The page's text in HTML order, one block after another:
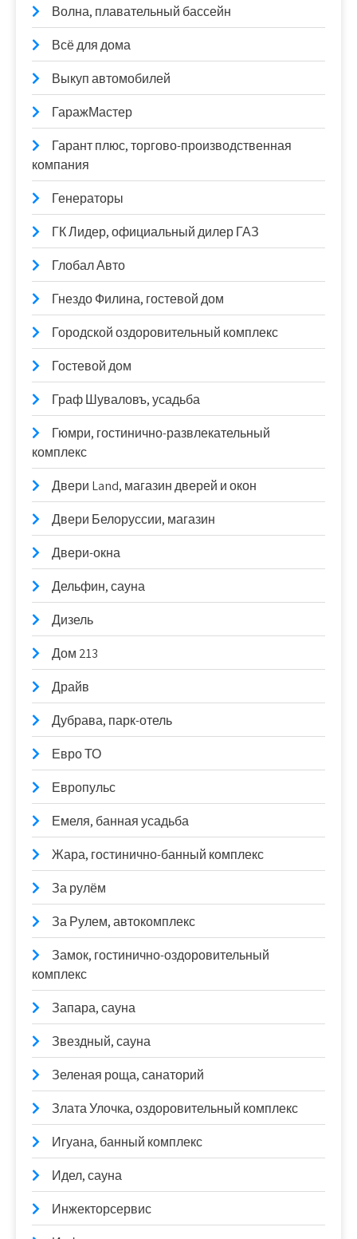
Волна, плавательный бассейн
Всё для дома
Выкуп автомобилей
ГаражМастер
Гарант плюс, торгово-производственная
компания
Генераторы
ГК Лидер, официальный дилер ГАЗ
Глобал Авто
Гнездо Филина, гостевой дом
Городской оздоровительный комплекс
Гостевой дом
Граф Шуваловъ, усадьба
Гюмри, гостинично-развлекательный
комплекс
Двери Land, магазин дверей и окон
Двери Белоруссии, магазин
Двери-окна
Дельфин, сауна
Дизель
Дом 213
Драйв
Дубрава, парк-отель
Евро ТО
Европульс
Емеля, банная усадьба
Жара, гостинично-банный комплекс
За рулём
За Рулем, автокомплекс
Замок, гостинично-оздоровительный
комплекс
Запара, сауна
Звездный, сауна
Зеленая роща, санаторий
Злата Улочка, оздоровительный комплекс
Игуана, банный комплекс
Идел, сауна
Инжекторсервис